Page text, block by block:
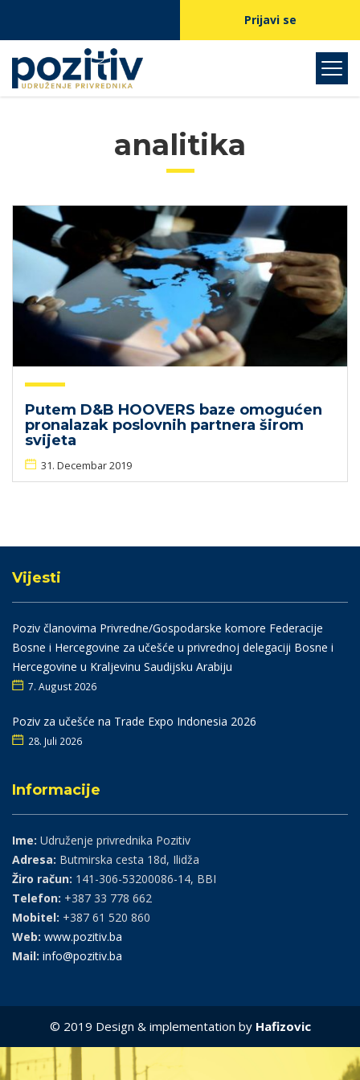
Prijavi se
analitika
Putem D&B HOOVERS baze omogućen
pronalazak poslovnih partnera širom
svijeta
31. Decembar 2019
Vijesti
Poziv članovima Privredne/Gospodarske komore Federacije
Bosne i Hercegovine za učešće u privrednoj delegaciji Bosne i
Hercegovine u Kraljevinu Saudijsku Arabiju
7. August 2026
Poziv za učešće na Trade Expo Indonesia 2026
28. Juli 2026
Informacije
Ime: Udruženje privrednika Pozitiv
Adresa: Butmirska cesta 18d, Ilidža
Žiro račun: 141-306-53200086-14, BBI
Telefon: +387 33 778 662
Mobitel: +387 61 520 860
Web: www.pozitiv.ba
Mail: info@pozitiv.ba
© 2019 Design & implementation by Hafizovic